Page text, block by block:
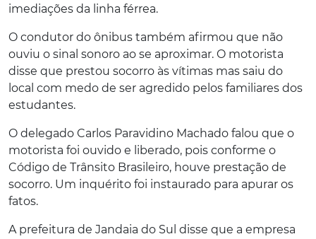
imediações da linha férrea.
O condutor do ônibus também afirmou que não
ouviu o sinal sonoro ao se aproximar. O motorista
disse que prestou socorro às vítimas mas saiu do
local com medo de ser agredido pelos familiares dos
estudantes.
O delegado Carlos Paravidino Machado falou que o
motorista foi ouvido e liberado, pois conforme o
Código de Trânsito Brasileiro, houve prestação de
socorro. Um inquérito foi instaurado para apurar os
fatos.
A prefeitura de Jandaia do Sul disse que a empresa